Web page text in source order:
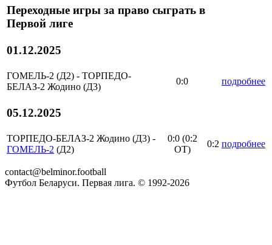
Переходные игры за право сыграть в
Первой лиге
01.12.2025
ГОМЕЛЬ-2 (Д2) - ТОРПЕДО-
БЕЛАЗ-2 Жодино (Д3)
0:0 подробнее
05.12.2025
ТОРПЕДО-БЕЛАЗ-2 Жодино (Д3) -
ГОМЕЛЬ-2 (Д2)
0:0 (0:2
OT)
0:2 подробнее
contact@belminor.football
Футбол Беларуси. Первая лига. © 1992-2026